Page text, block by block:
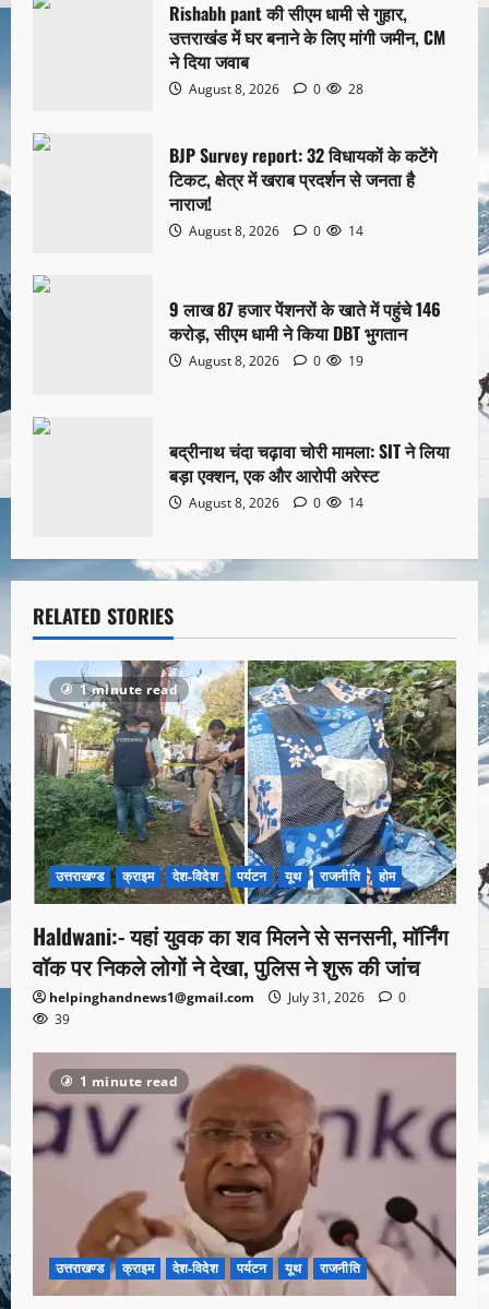
Rishabh pant की सीएम धामी से गुहार,
उत्तराखंड में घर बनाने के लिए मांगी जमीन, CM
ने दिया जवाब
August 8, 2026 0 28
BJP Survey report: 32 विधायकों के कटेंगे
टिकट, क्षेत्र में खराब प्रदर्शन से जनता है
नाराज!
August 8, 2026 0 14
9 लाख 87 हजार पेंशनरों के खाते में पहुंचे 146
करोड़, सीएम धामी ने किया DBT भुगतान
August 8, 2026 0 19
बद्रीनाथ चंदा चढ़ावा चोरी मामला: SIT ने लिया
बड़ा एक्शन, एक और आरोपी अरेस्ट
August 8, 2026 0 14
RELATED STORIES
1 minute read
उत्तराखण्ड क्राइम देश-विदेश पर्यटन यूथ राजनीति होम
Haldwani:- यहां युवक का शव मिलने से सनसनी, मॉर्निंग
वॉक पर निकले लोगों ने देखा, पुलिस ने शुरू की जांच
helpinghandnews1@gmail.com July 31, 2026
0
39
1 minute read
उत्तराखण्ड क्राइम देश-विदेश पर्यटन यूथ राजनीति